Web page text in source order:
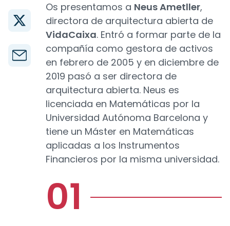
Os presentamos a Neus Ametller,
directora de arquitectura abierta de
VidaCaixa. Entró a formar parte de la
compañía como gestora de activos
en febrero de 2005 y en diciembre de
2019 pasó a ser directora de
arquitectura abierta. Neus es
licenciada en Matemáticas por la
Universidad Autónoma Barcelona y
tiene un Máster en Matemáticas
aplicadas a los Instrumentos
Financieros por la misma universidad.